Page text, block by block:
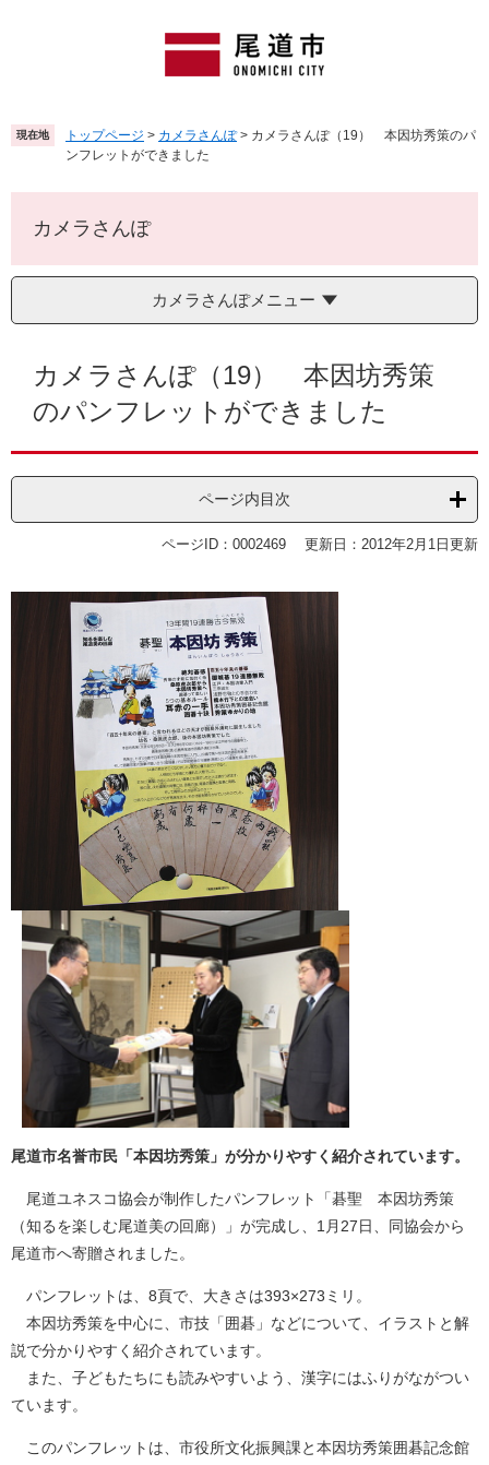
頭
で
。
飛
ば
て
へ
現在地 トップページ > カメラさんぽ > カメラさんぽ（19） 本因坊秀策のパ
ンフレットができました
カメラさんぽ
カメラさんぽメニュー
カメラさんぽ（19） 本因坊秀策
のパンフレットができました
ページ内目次
ページID：0002469 更新日：2012年2月1日更新
尾道市名誉市民「本因坊秀策」が分かりやすく紹介されています。
尾道ユネスコ協会が制作したパンフレット「碁聖 本因坊秀策
（知るを楽しむ尾道美の回廊）」が完成し、1月27日、同協会から
尾道市へ寄贈されました。
パンフレットは、8頁で、大きさは393×273ミリ。
本因坊秀策を中心に、市技「囲碁」などについて、イラストと解
説で分かりやすく紹介されています。
また、子どもたちにも読みやすいよう、漢字にはふりがながつい
ています。
このパンフレットは、市役所文化振興課と本因坊秀策囲碁記念館